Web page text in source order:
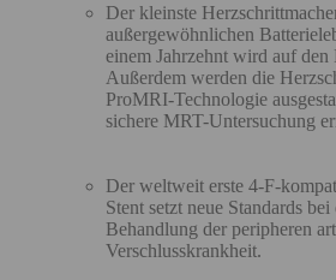
Der kleinste
außergewöhnlichen
einem Jahrzehnt wird auf den
Außerdem werden die
ProMRI-Technologie
sichere MRT-Untersuchung
Der weltweit erste 4-F-
Stent setzt neue Standards
Behandlung der peripheren
Verschlusskrankheit.